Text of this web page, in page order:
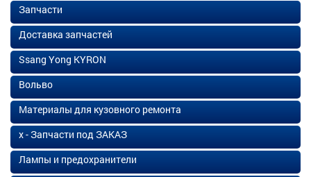
Запчасти
Доставка запчастей
Ssang Yong KYRON
Вольво
Материалы для кузовного ремонта
х - Запчасти под ЗАКАЗ
Лампы и предохранители